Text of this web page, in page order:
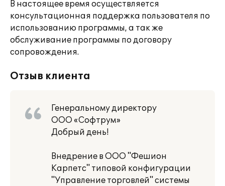
В настоящее время осуществляется
консультационная поддержка пользователя по
использованию программы, а так же
обслуживание программы по договору
сопровождения.
Отзыв клиента
Генеральному директору
ООО «Софтрум»
Добрый день!
Внедрение в ООО "Фешион
Карпетс" типовой конфигурации
"Управление торговлей" системы